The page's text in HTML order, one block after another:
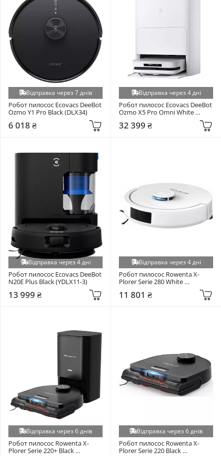
Відправка через 7 днів
Робот пилосос Ecovacs DeeBot
Ozmo Y1 Pro Black (DLX34)
6 018 ₴
Відправка через 4 дні
Робот пилосос Ecovacs DeeBot
Ozmo X5 Pro Omni White
32 399 ₴
Відправка через 4 дні
Робот пилосос Ecovacs DeeBot
N20E Plus Black (YDLX11-3)
13 999 ₴
Відправка через 4 дні
Робот пилосос Rowenta X-
Plorer Serie 280 White
11 801 ₴
Відправка через 6 днів
Робот пилосос Rowenta X-
Plorer Serie 220+ Black
Відправка через 6 днів
Робот пилосос Rowenta X-
Plorer Serie 220 Black